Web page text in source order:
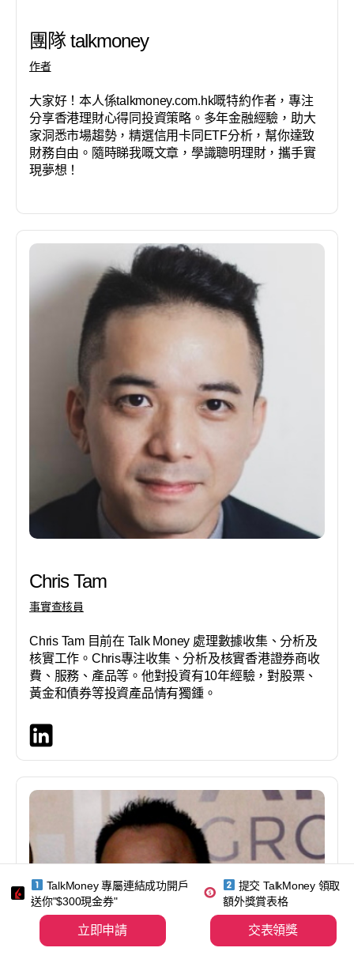
團隊 talkmoney
作者
大家好！本人係talkmoney.com.hk嘅特約作者，專注
分享香港理財心得同投資策略。多年金融經驗，助大
家洞悉市場趨勢，精選信用卡同ETF分析，幫你達致
財務自由。隨時睇我嘅文章，學識聰明理財，攜手實
現夢想！
Chris Tam
事實查核員
Chris Tam 目前在 Talk Money 處理數據收集、分析及
核實工作。Chris專注收集、分析及核實香港證券商收
費、服務、產品等。他對投資有10年經驗，對股票、
黃金和債券等投資產品情有獨鍾。
TalkMoney 專屬連結成功開戶
送你"$300現金券"
立即申請
提交 TalkMoney 領取
額外獎賞表格
交表領獎